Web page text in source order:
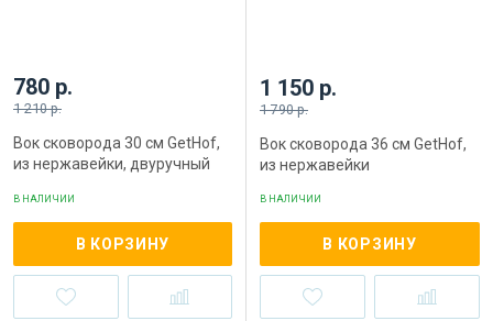
780 р.
1 210 р.
Вок сковорода 30 см GetHof,
из нержавейки, двуручный
В НАЛИЧИИ
В КОРЗИНУ
1 150 р.
1 790 р.
Вок сковорода 36 см GetHof,
из нержавейки
В НАЛИЧИИ
В КОРЗИНУ